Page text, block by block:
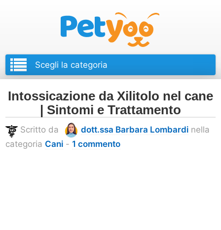
Intossicazione da Xilitolo nel cane
| Sintomi e Trattamento
Scritto da dott.ssa Barbara Lombardi nella
categoria Cani - 1 commento